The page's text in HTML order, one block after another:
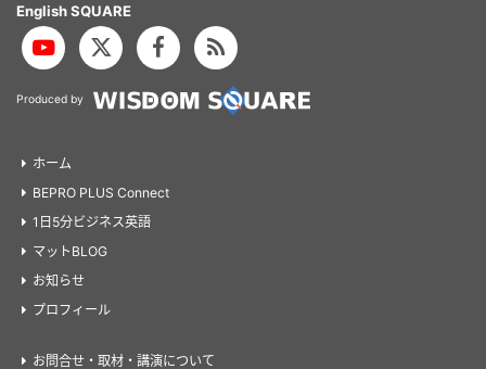
English SQUARE
Produced by
ホーム
BEPRO PLUS Connect
1日5分ビジネス英語
マットBLOG
お知らせ
プロフィール
お問合せ・取材・講演について